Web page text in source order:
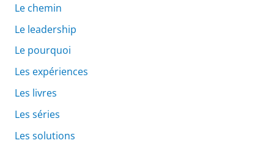
Le chemin
Le leadership
Le pourquoi
Les expériences
Les livres
Les séries
Les solutions